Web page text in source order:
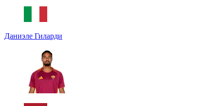
Даниэле Гиларди